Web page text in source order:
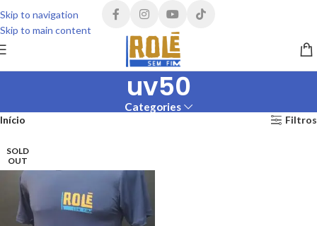
Skip to navigation
Skip to main content
uv50
Categories
Início Filtros
SOLD
OUT